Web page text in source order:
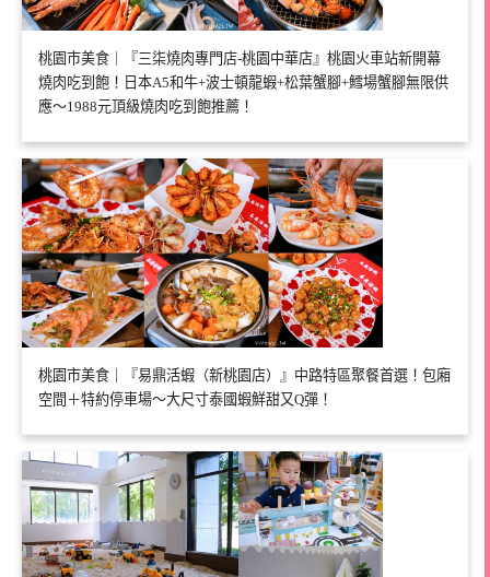
桃園市美食｜『三柒燒肉專門店-桃園中華店』桃園火車站新開幕
燒肉吃到飽！日本A5和牛+波士頓龍蝦+松葉蟹腳+鱈場蟹腳無限供
應～1988元頂級燒肉吃到飽推薦！
桃園市美食｜『易鼎活蝦（新桃園店）』中路特區聚餐首選！包廂
空間＋特約停車場～大尺寸泰國蝦鮮甜又Q彈！